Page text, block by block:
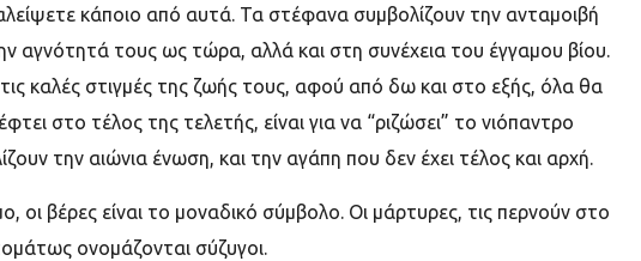
κάποιο από αυτά. Τα στέφανα συμβολίζουν την ανταμοιβή
αγνότητά τους ως τώρα, αλλά και στη συνέχεια του έγγαμου βίου.
τις καλές στιγμές της ζωής τους, αφού από δω και στο εξής, όλα θα
στο τέλος της τελετής, είναι για να “ριζώσει” το νιόπαντρο
την αιώνια ένωση, και την αγάπη που δεν έχει τέλος και αρχή.
οι βέρες είναι το μοναδικό σύμβολο. Οι μάρτυρες, τις περνούν στο
ονομάζονται σύζυγοι.